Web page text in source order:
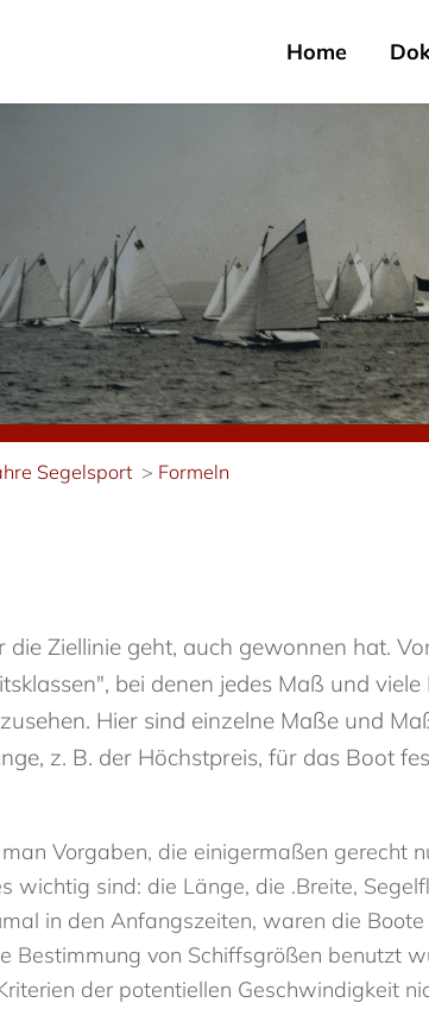
Home
Segelsport Formeln
Ziellinie geht, auch gewonnen hat.
bei denen jedes Maß und
Hier sind einzelne Maße und
z. B. der Höchstpreis, für das Boot
Vorgaben, die einigermaßen gerecht
sind: die Länge, die .Breite,
in den Anfangszeiten, waren die
Bestimmung von Schiffsgrößen benutzt
der potentiellen Geschwindigkeit